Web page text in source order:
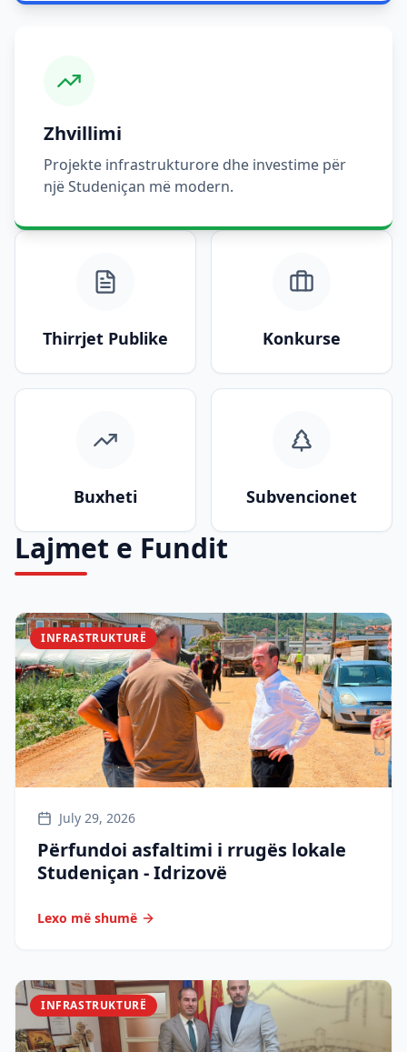
Zhvillimi
Projekte infrastrukturore dhe investime për
një Studeniçan më modern.
Thirrjet Publike Konkurse
Buxheti Subvencionet
Lajmet e Fundit
INFRASTRUKTURË
July 29, 2026
Përfundoi asfaltimi i rrugës lokale
Studeniçan - Idrizovë
Lexo më shumë
INFRASTRUKTURË